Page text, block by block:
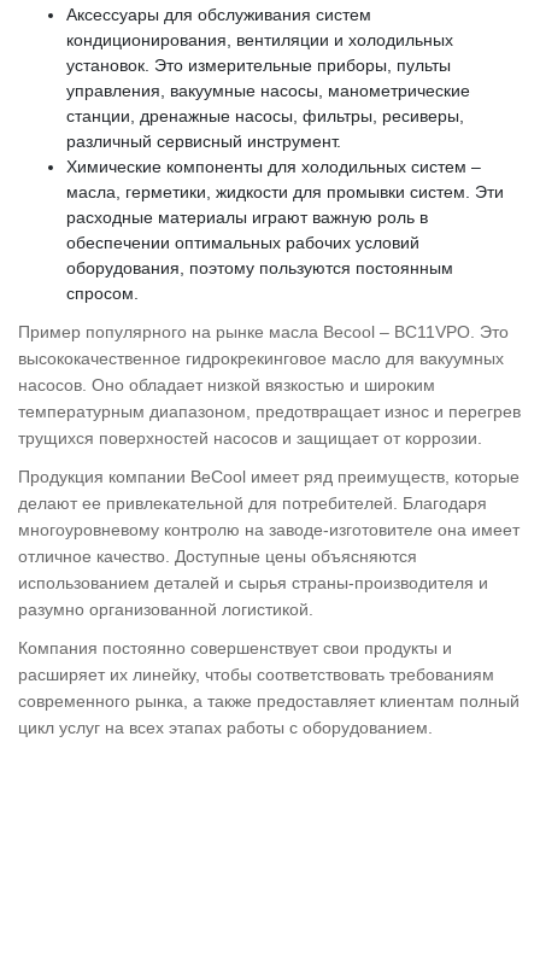
Аксессуары для обслуживания систем
кондиционирования, вентиляции и холодильных
установок. Это измерительные приборы, пульты
управления, вакуумные насосы, манометрические
станции, дренажные насосы, фильтры, ресиверы,
различный сервисный инструмент.
Химические компоненты для холодильных систем –
масла, герметики, жидкости для промывки систем. Эти
расходные материалы играют важную роль в
обеспечении оптимальных рабочих условий
оборудования, поэтому пользуются постоянным
спросом.
Пример популярного на рынке масла Becool – BC11VPO. Это
высококачественное гидрокрекинговое масло для вакуумных
насосов. Оно обладает низкой вязкостью и широким
температурным диапазоном, предотвращает износ и перегрев
трущихся поверхностей насосов и защищает от коррозии.
Продукция компании BeCool имеет ряд преимуществ, которые
делают ее привлекательной для потребителей. Благодаря
многоуровневому контролю на заводе-изготовителе она имеет
отличное качество. Доступные цены объясняются
использованием деталей и сырья страны-производителя и
разумно организованной логистикой.
Компания постоянно совершенствует свои продукты и
расширяет их линейку, чтобы соответствовать требованиям
современного рынка, а также предоставляет клиентам полный
цикл услуг на всех этапах работы с оборудованием.